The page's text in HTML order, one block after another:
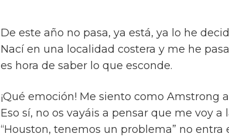
De este año no pasa, ya está, ya lo he
Nací en una localidad costera y me he
es hora de saber lo que esconde.
¡Qué emoción! Me siento como Amstrong
Eso sí, no os vayáis a pensar que me voy
“Houston, tenemos un problema” no